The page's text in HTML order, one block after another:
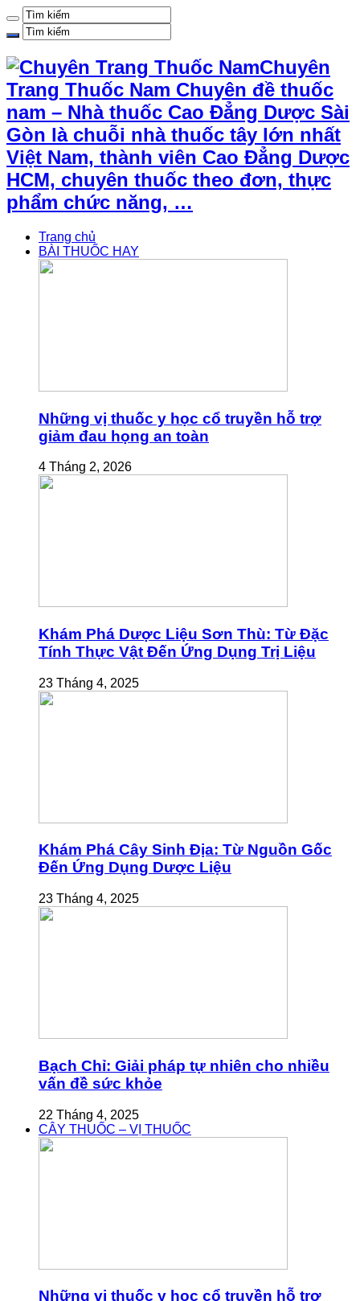
Chuyên
Trang Thuốc Nam Chuyên đề thuốc
nam – Nhà thuốc Cao Đẳng Dược Sài
Gòn là chuỗi nhà thuốc tây lớn nhất
Việt Nam, thành viên Cao Đẳng Dược
HCM, chuyên thuốc theo đơn, thực
phẩm chức năng, …
Trang chủ
BÀI THUỐC HAY
Những vị thuốc y học cổ truyền hỗ trợ
giảm đau họng an toàn
4 Tháng 2, 2026
Khám Phá Dược Liệu Sơn Thù: Từ Đặc
Tính Thực Vật Đến Ứng Dụng Trị Liệu
23 Tháng 4, 2025
Khám Phá Cây Sinh Địa: Từ Nguồn Gốc
Đến Ứng Dụng Dược Liệu
23 Tháng 4, 2025
Bạch Chỉ: Giải pháp tự nhiên cho nhiều
vấn đề sức khỏe
22 Tháng 4, 2025
CÂY THUỐC – VỊ THUỐC
Những vị thuốc y học cổ truyền hỗ trợ